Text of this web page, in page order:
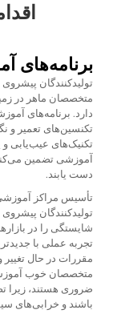
برنامه‌های
تولیدکنندگان پیشروی
متخصصان ماهر در
دارد. برنامه‌های
تکنسین‌های تعمیر و
تکنیک‌های عیب‌یابی و
آموزشی تضمین
دست یابند.
تأسیس مراکز
تولیدکنندگان
شایستگی را در
تجربه عملی با
مقررات در حال
متخصصان خوب آموزش
ضروری هستند، زیرا
باشند و خرابی‌های